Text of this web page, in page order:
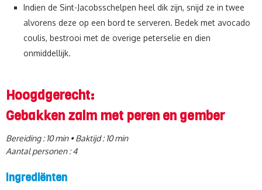
Indien de Sint-Jacobsschelpen heel dik zijn, snijd ze in twee
alvorens deze op een bord te serveren. Bedek met avocado
coulis, bestrooi met de overige peterselie en dien
onmiddellijk.
Hoogdgerecht:
Gebakken zalm met peren en gember
Bereiding : 10 min • Baktijd : 10 min
Aantal personen : 4
Ingrediënten